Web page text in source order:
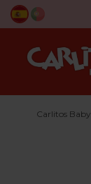
Carlitos Baby